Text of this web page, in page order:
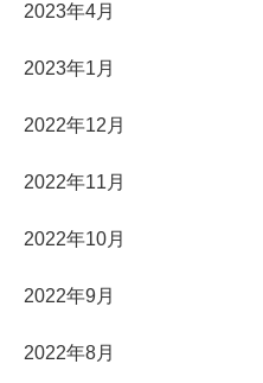
2023年4月
2023年1月
2022年12月
2022年11月
2022年10月
2022年9月
2022年8月